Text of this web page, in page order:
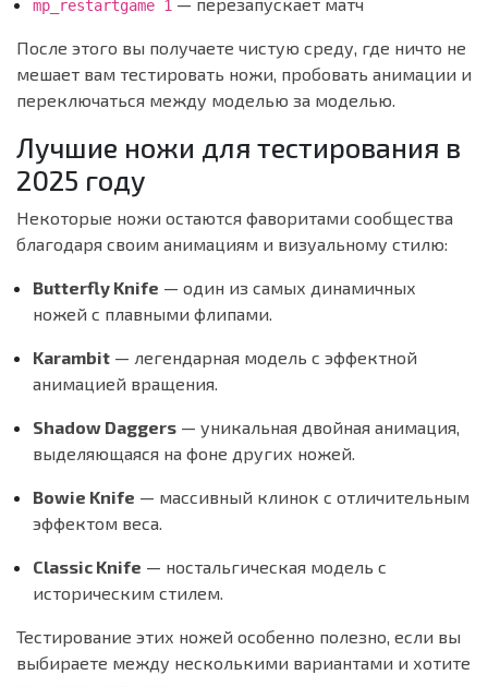
mp_restartgame 1
После этого вы получаете чистую среду, где ничто не
мешает вам тестировать ножи, пробовать анимации и
переключаться между моделью за моделью.
Лучшие ножи для тестирования в
2025 году
Некоторые ножи остаются фаворитами сообщества
благодаря своим анимациям и визуальному стилю:
Butterfly Knife — один из самых динамичных
ножей с плавными флипами.
Karambit — легендарная модель с эффектной
анимацией вращения.
Shadow Daggers — уникальная двойная анимация,
выделяющаяся на фоне других ножей.
Bowie Knife — массивный клинок с отличительным
эффектом веса.
Classic Knife — ностальгическая модель с
историческим стилем.
Тестирование этих ножей особенно полезно, если вы
выбираете между несколькими вариантами и хотите